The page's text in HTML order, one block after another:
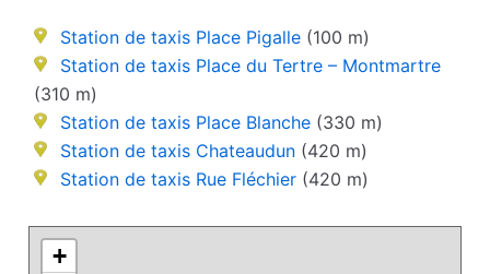
Station de taxis Place Pigalle (100 m)
Station de taxis Place du Tertre – Montmartre
(310 m)
Station de taxis Place Blanche (330 m)
Station de taxis Chateaudun (420 m)
Station de taxis Rue Fléchier (420 m)
+